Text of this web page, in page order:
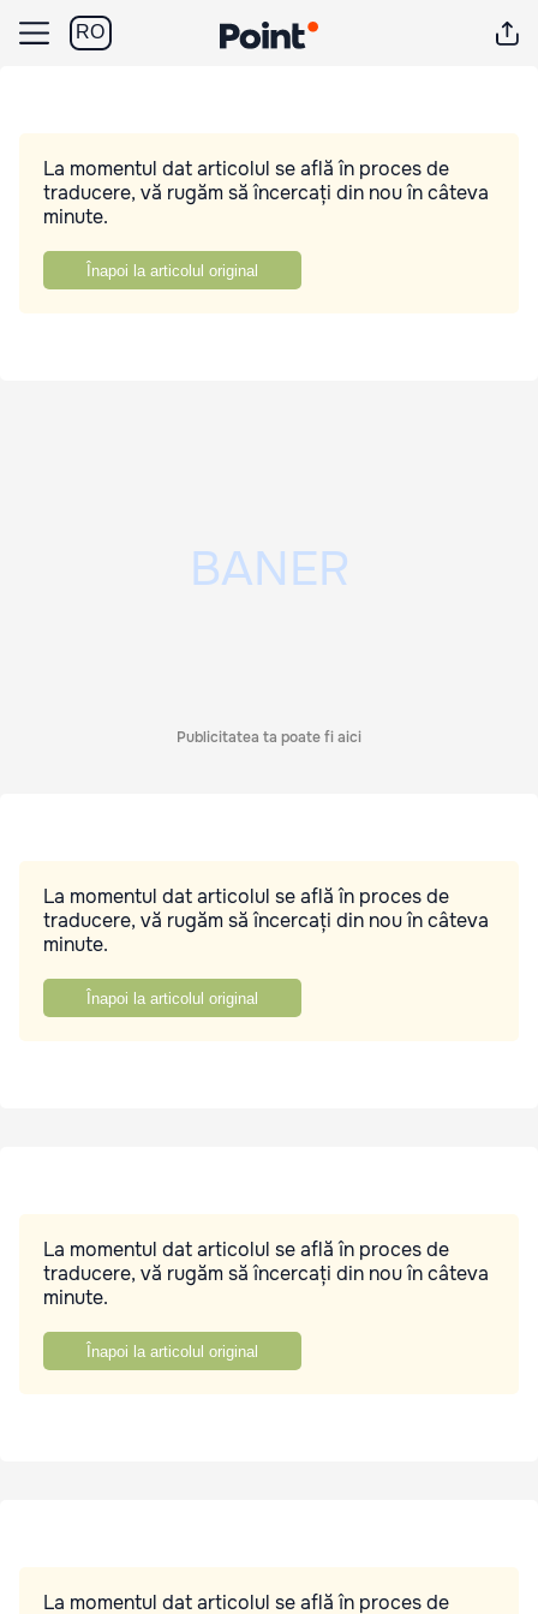
RO
La momentul dat articolul se află în proces de
traducere, vă rugăm să încercați din nou în câteva
minute.
Înapoi la articolul original
Publicitatea ta poate fi aici
La momentul dat articolul se află în proces de
traducere, vă rugăm să încercați din nou în câteva
minute.
Înapoi la articolul original
La momentul dat articolul se află în proces de
traducere, vă rugăm să încercați din nou în câteva
minute.
Înapoi la articolul original
La momentul dat articolul se află în proces de